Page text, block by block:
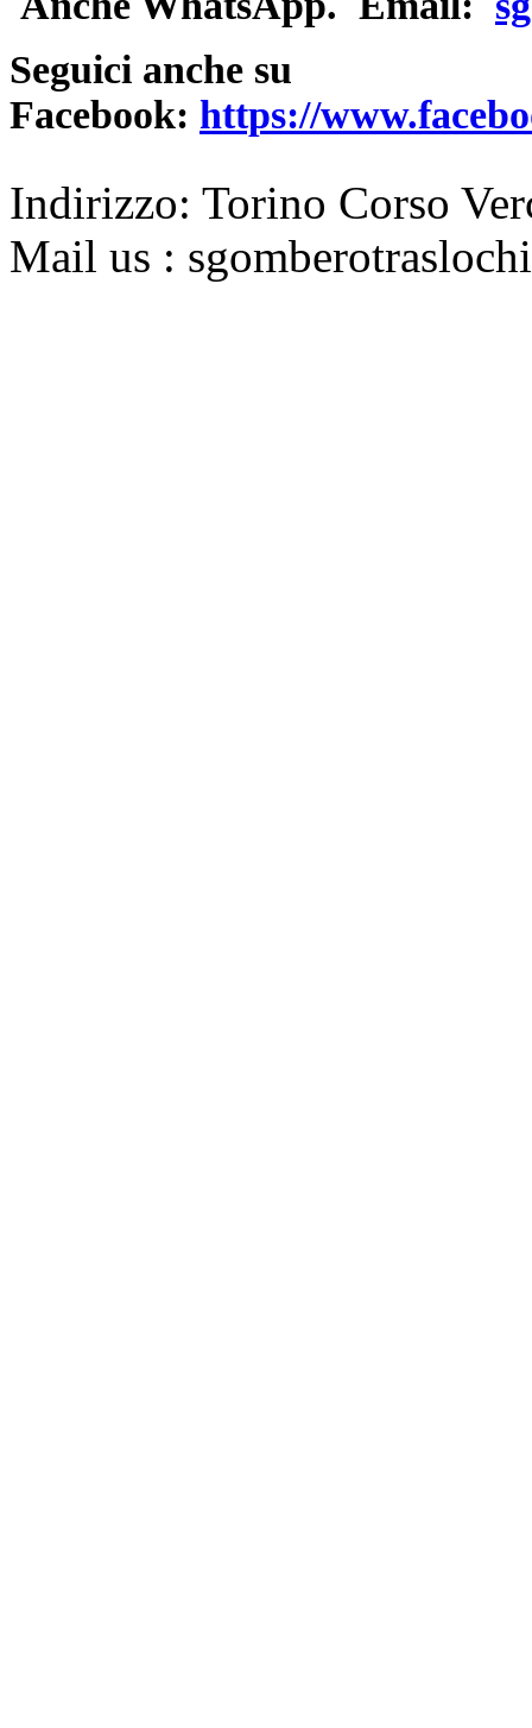
Seguici anche su
Facebook: https://
Indirizzo: Torino Corso
Mail us :